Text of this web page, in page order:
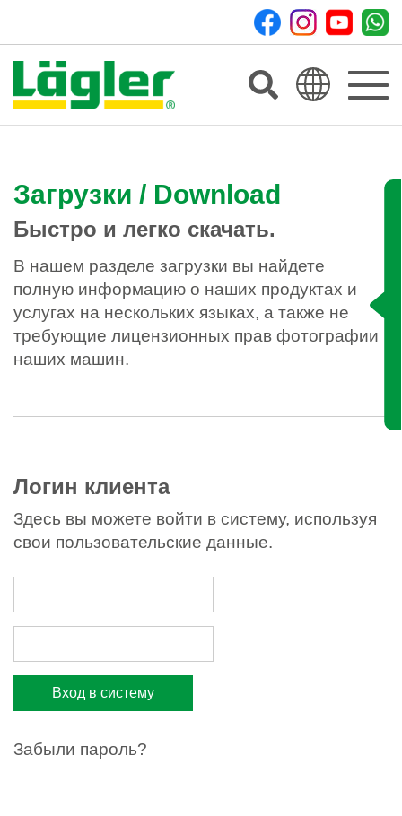
Toggle
Загрузки / Download
Быстро и легко скачать.
В нашем разделе загрузки вы найдете
полную информацию о наших продуктах и
услугах на нескольких языках, а также не
требующие лицензионных прав фотографии
наших машин.
Логин клиента
Здесь вы можете войти в систему, используя
свои пользовательские данные.
Забыли пароль?